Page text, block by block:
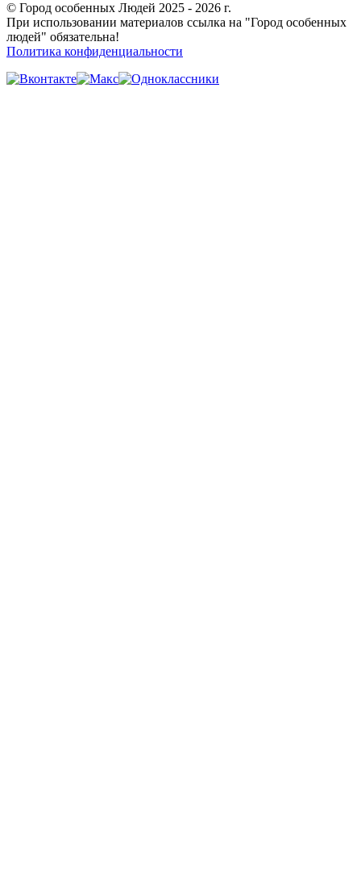
© Город особенных Людей 2025 - 2026 г.
При использовании материалов ссылка на "Город особенных
людей" обязательна!
Политика конфиденциальности